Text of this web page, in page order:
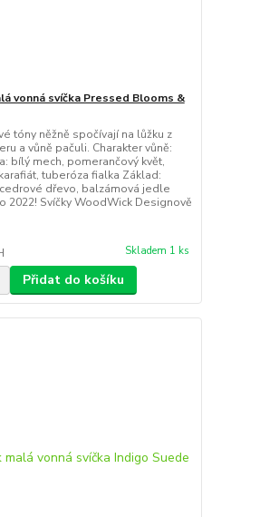
vonná svíčka Pressed Blooms &
tóny něžně spočívají na lůžku z
a vůně pačuli. Charakter vůně:
bílý mech, pomerančový květ,
tuberóza fialka Základ:
dřevo, balzámová jedle
2022! Svíčky WoodWick Designově
Skladem 1 ks
Přidat do košíku